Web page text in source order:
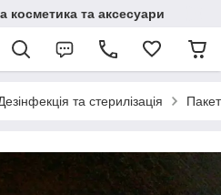
косметика та аксесуари
та стерилізація